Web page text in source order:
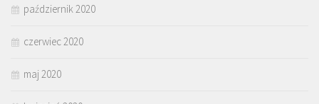
październik 2020
czerwiec 2020
maj 2020